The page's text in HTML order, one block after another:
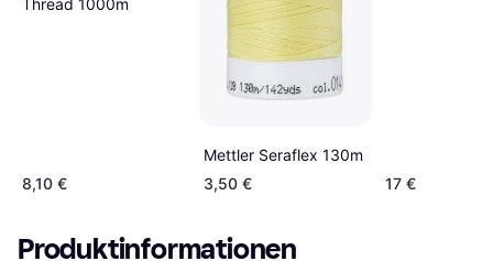
Thread 1000m
8,10 €
Mettler Seraflex 130m
3,50 €
17 €
Produktinformationen